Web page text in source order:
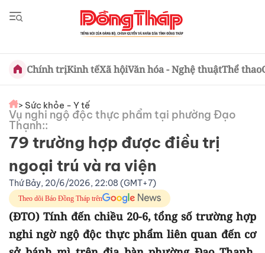
Chính trịKinh tếXã hộiVăn hóa - Nghệ thuậtThể thao
> Sức khỏe - Y tế
Vụ nghi ngộ độc thực phẩm tại phường Đạo
Thạnh::
79 trường hợp được điều trị
ngoại trú và ra viện
Thứ Bảy, 20/6/2026, 22:08 (GMT+7)
Theo dõi Báo Đồng Tháp trên
(ĐTO) Tính đến chiều 20-6, tổng số trường hợp
nghi ngờ ngộ độc thực phẩm liên quan đến cơ